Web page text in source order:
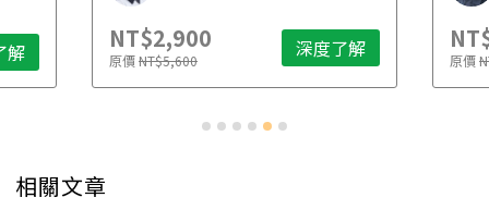
解 NT$2,900
原價NT$5,600 深度了解 原價
相關文章